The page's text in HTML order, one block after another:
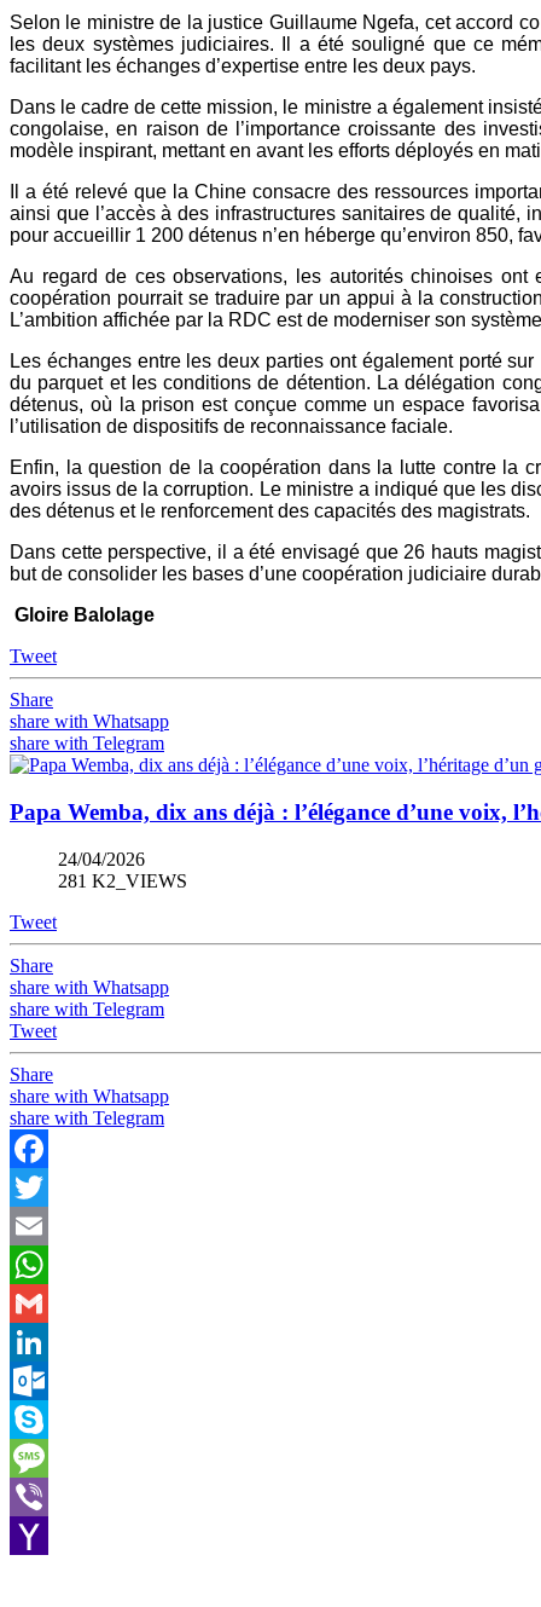
Selon le ministre de la justice Guillaume Ngefa, cet accord
les deux systèmes judiciaires. Il a été souligné que ce
facilitant les échanges d’expertise entre les deux pays.
Dans le cadre de cette mission, le ministre a également
congolaise, en raison de l’importance croissante des
modèle inspirant, mettant en avant les efforts déployés en
Il a été relevé que la Chine consacre des ressources
ainsi que l’accès à des infrastructures sanitaires de qualité,
pour accueillir 1 200 détenus n’en héberge qu’environ 850,
Au regard de ces observations, les autorités chinoises
coopération pourrait se traduire par un appui à la
L’ambition affichée par la RDC est de moderniser son
Les échanges entre les deux parties ont également porté
du parquet et les conditions de détention. La délégation
détenus, où la prison est conçue comme un espace
l’utilisation de dispositifs de reconnaissance faciale.
Enfin, la question de la coopération dans la lutte contre la
avoirs issus de la corruption. Le ministre a indiqué que les
des détenus et le renforcement des capacités des magistrats.
Dans cette perspective, il a été envisagé que 26 hauts
but de consolider les bases d’une coopération judiciaire
Gloire Balolage
Tweet
Share
share with Whatsapp
share with Telegram
Papa Wemba, dix ans déjà : l’élégance d’une voix,
24/04/2026
281 K2_VIEWS
Tweet
Share
share with Whatsapp
share with Telegram
Tweet
Share
share with Whatsapp
share with Telegram
Facebook
Twitter
Email
WhatsApp
Gmail
LinkedIn
Outlook.com
Skype
Message
Viber